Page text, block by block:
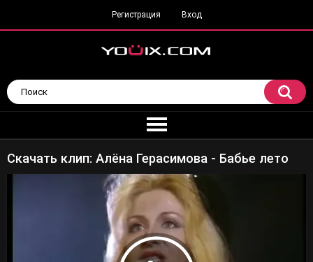
Регистрация Вход
Скачать клип: Алёна Герасимова - Бабье лето